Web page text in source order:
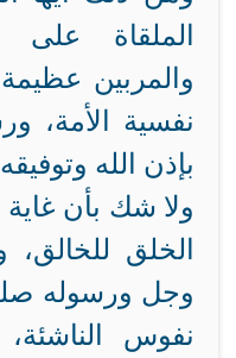
الملقاة على
والمربين
نفسية الأمة،
بإذن الله
ولا شك بأن غاية
الخلق
وجل ورسوله
نفوس